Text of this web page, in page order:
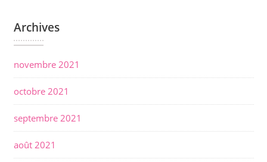
Archives
novembre 2021
octobre 2021
septembre 2021
août 2021